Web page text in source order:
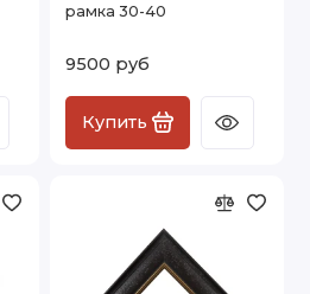
рамка 30-40
9500 руб
Купить